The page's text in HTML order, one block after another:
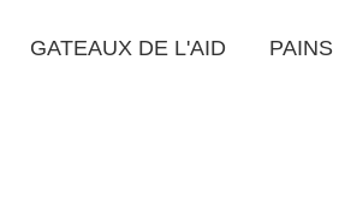
GATEAUX DE L'AID